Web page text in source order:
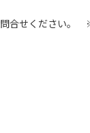
合せください。